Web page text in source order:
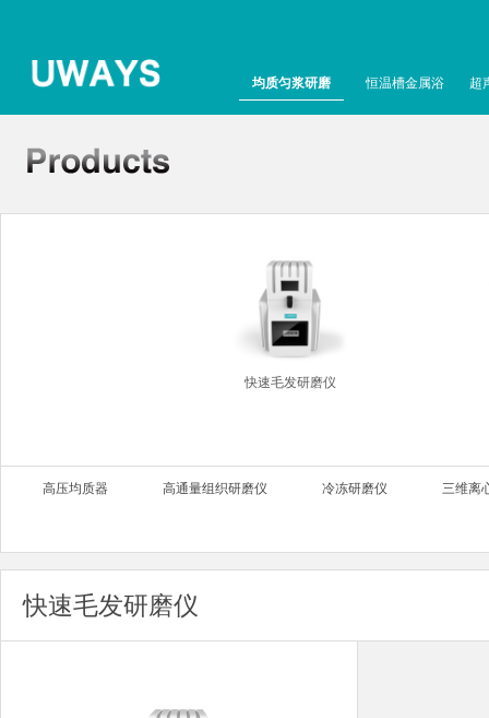
均质匀浆研磨 恒温槽金属浴 超
快速毛发研磨仪
高压均质器 高通量组织研磨仪 冷冻研磨仪 三维离
快速毛发研磨仪